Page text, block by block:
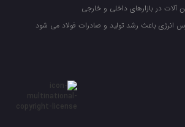
در بازارهای داخلی و خارجی
انرژی باعث رشد تولید و صادرات فولاد می شود